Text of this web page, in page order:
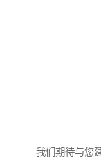
我们期待与您